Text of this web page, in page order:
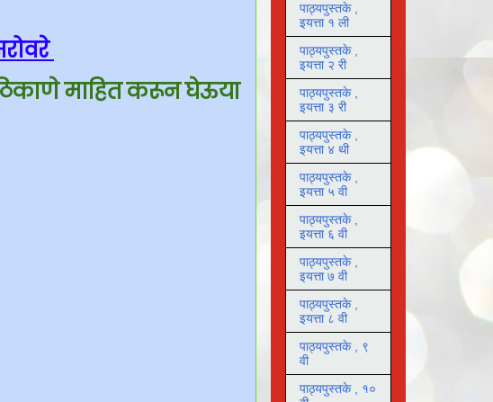
ठिकाणे माहित करून घेऊया
पाठ्यपुस्तके ,
इयत्ता १ ली
पाठ्यपुस्तके ,
इयत्ता २ री
पाठ्यपुस्तके ,
इयत्ता ३ री
पाठ्यपुस्तके ,
इयत्ता ४ थी
पाठ्यपुस्तके ,
इयत्ता ५ वी
पाठ्यपुस्तके ,
इयत्ता ६ वी
पाठ्यपुस्तके ,
इयत्ता ७ वी
पाठ्यपुस्तके ,
इयत्ता ८ वी
पाठ्यपुस्तके , ९
वी
पाठ्यपुस्तके , १०